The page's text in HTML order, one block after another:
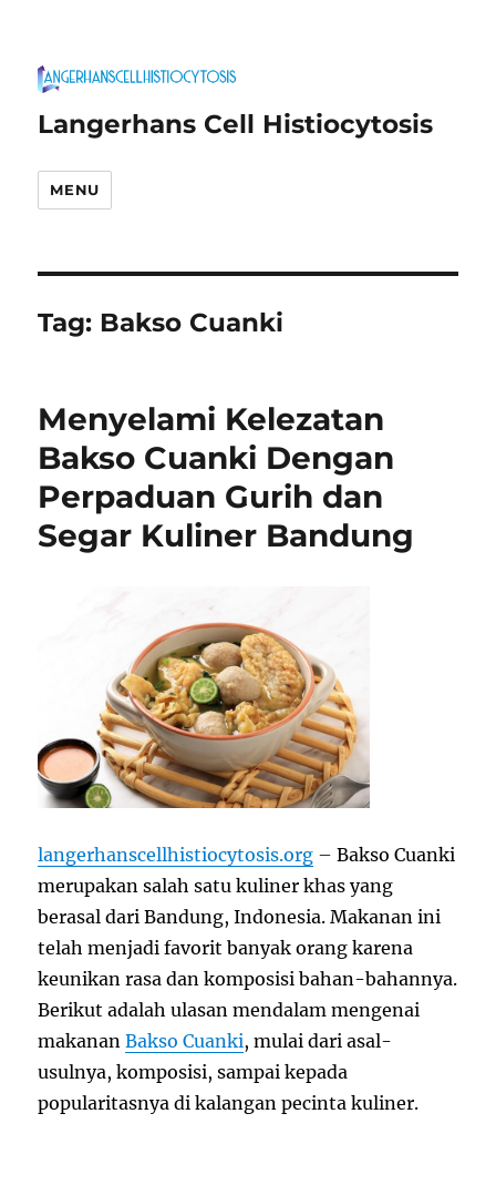
Langerhans Cell Histiocytosis
MENU
Tag: Bakso Cuanki
Menyelami Kelezatan
Bakso Cuanki Dengan
Perpaduan Gurih dan
Segar Kuliner Bandung
langerhanscellhistiocytosis.org –Bakso Cuanki
merupakan salah satu kuliner khas yang
berasal dari Bandung, Indonesia. Makanan ini
telah menjadi favorit banyak orang karena
keunikan rasa dan komposisi bahan-bahannya.
Berikut adalah ulasan mendalam mengenai
makananBakso Cuanki, mulai dari asal-
usulnya, komposisi, sampai kepada
popularitasnya di kalangan pecinta kuliner.